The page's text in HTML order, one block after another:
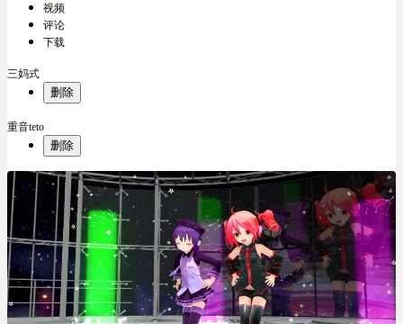
视频
评论
下载
三妈式
删除
重音teto
删除